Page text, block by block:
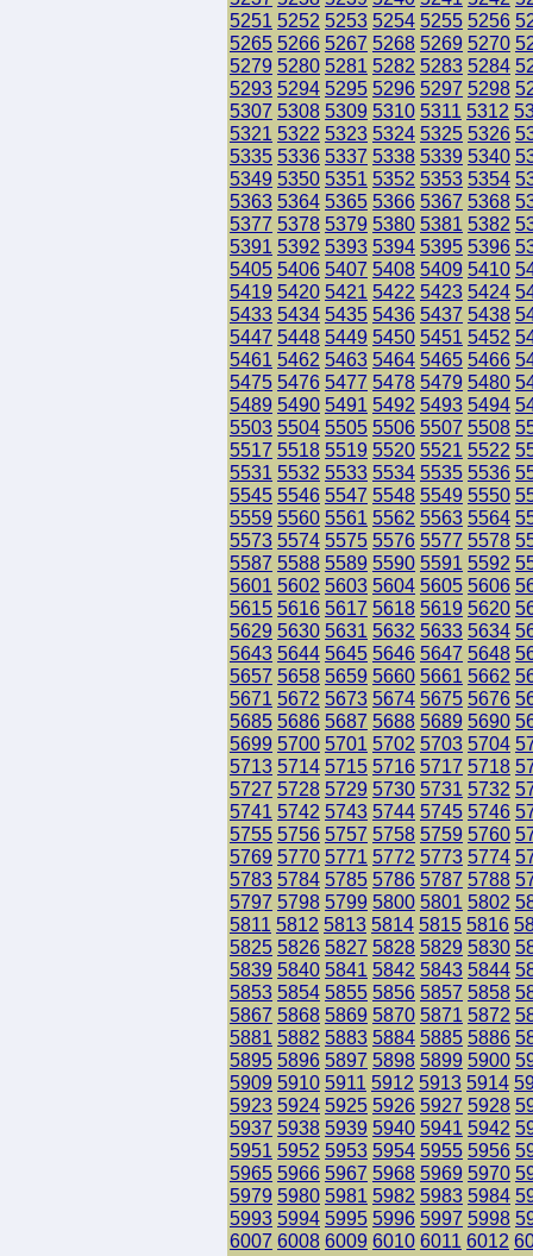
5251 5252 5253 5254 5255 5256
5265 5266 5267 5268 5269 5270
5279 5280 5281 5282 5283 5284
5293 5294 5295 5296 5297 5298
5307 5308 5309 5310 5311 5312
5321 5322 5323 5324 5325 5326
5335 5336 5337 5338 5339 5340
5349 5350 5351 5352 5353 5354
5363 5364 5365 5366 5367 5368
5377 5378 5379 5380 5381 5382
5391 5392 5393 5394 5395 5396
5405 5406 5407 5408 5409 5410
5419 5420 5421 5422 5423 5424
5433 5434 5435 5436 5437 5438
5447 5448 5449 5450 5451 5452
5461 5462 5463 5464 5465 5466
5475 5476 5477 5478 5479 5480
5489 5490 5491 5492 5493 5494
5503 5504 5505 5506 5507 5508
5517 5518 5519 5520 5521 5522
5531 5532 5533 5534 5535 5536
5545 5546 5547 5548 5549 5550
5559 5560 5561 5562 5563 5564
5573 5574 5575 5576 5577 5578
5587 5588 5589 5590 5591 5592
5601 5602 5603 5604 5605 5606
5615 5616 5617 5618 5619 5620
5629 5630 5631 5632 5633 5634
5643 5644 5645 5646 5647 5648
5657 5658 5659 5660 5661 5662
5671 5672 5673 5674 5675 5676
5685 5686 5687 5688 5689 5690
5699 5700 5701 5702 5703 5704
5713 5714 5715 5716 5717 5718
5727 5728 5729 5730 5731 5732
5741 5742 5743 5744 5745 5746
5755 5756 5757 5758 5759 5760
5769 5770 5771 5772 5773 5774
5783 5784 5785 5786 5787 5788
5797 5798 5799 5800 5801 5802
5811 5812 5813 5814 5815 5816
5825 5826 5827 5828 5829 5830
5839 5840 5841 5842 5843 5844
5853 5854 5855 5856 5857 5858
5867 5868 5869 5870 5871 5872
5881 5882 5883 5884 5885 5886
5895 5896 5897 5898 5899 5900
5909 5910 5911 5912 5913 5914
5923 5924 5925 5926 5927 5928
5937 5938 5939 5940 5941 5942
5951 5952 5953 5954 5955 5956
5965 5966 5967 5968 5969 5970
5979 5980 5981 5982 5983 5984
5993 5994 5995 5996 5997 5998
6007 6008 6009 6010 6011 6012